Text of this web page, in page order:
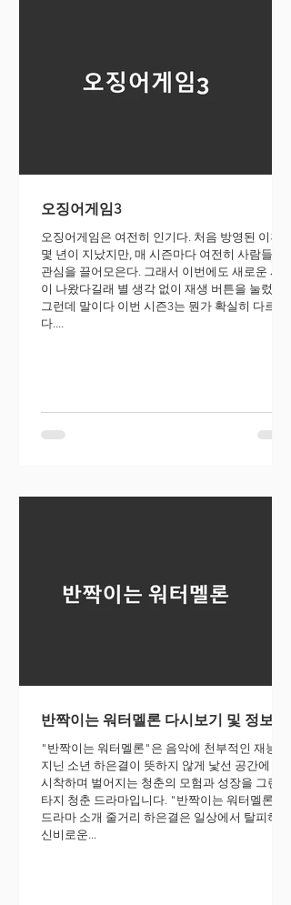
오징어게임3
오징어게임은 여전히 인기다. 처음 방영된 이후
몇 년이 지났지만, 매 시즌마다 여전히 사람들의
관심을 끌어모은다. 그래서 이번에도 새로운 시즌
이 나왔다길래 별 생각 없이 재생 버튼을 눌렀다.
그런데 말이다 이번 시즌3는 뭔가 확실히 다르
다....
반짝이는 워터멜론 다시보기 및 정보
"반짝이는 워터멜론"은 음악에 천부적인 재능을
지닌 소년 하은결이 뜻하지 않게 낯선 공간에 불
시착하며 벌어지는 청춘의 모험과 성장을 그린 판
타지 청춘 드라마입니다. "반짝이는 워터멜론"
드라마 소개 줄거리 하은결은 일상에서 탈피하여
신비로운...